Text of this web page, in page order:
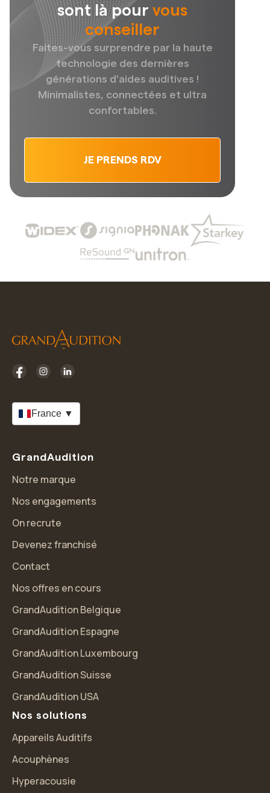
sont là pourvous
conseiller
Faites-vous surprendre par la haute
technologie des dernières
générations d'aides auditives !
Minimalistes, connectées et ultra
confortables.
JE PRENDS RDV
France ▼
GrandAudition
Notre marque
Nos engagements
On recrute
Devenez franchisé
Contact
Nos offres en cours
GrandAudition Belgique
GrandAudition Espagne
GrandAudition Luxembourg
GrandAudition Suisse
GrandAudition USA
Nos solutions
Appareils Auditifs
Acouphènes
Hyperacousie